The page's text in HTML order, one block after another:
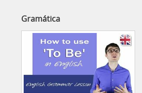
Gramática